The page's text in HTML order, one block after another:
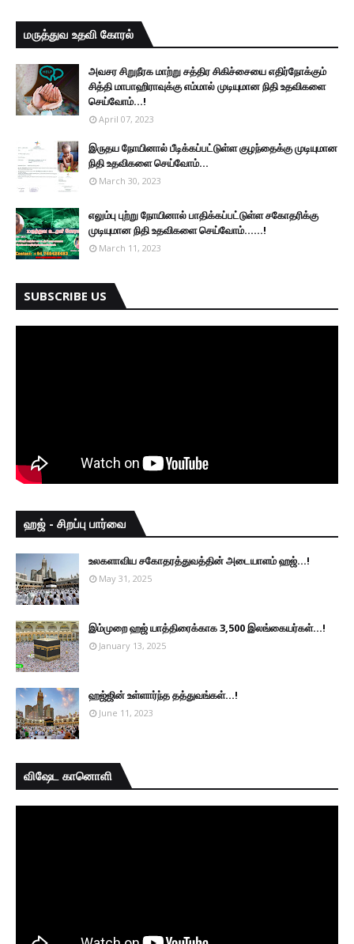
மருத்துவ உதவி கோரல்
அவசர சிறுநீரக மாற்று சத்திர சிகிச்சையை எதிர்நோக்கும்
சித்தி மாபாஹிராவுக்கு எம்மால் முடியுமான நிதி உதவிகளை
செய்வோம்...!
April 07, 2023
இருதய நோயினால் பீடிக்கப்பட்டுள்ள குழந்தைக்கு முடியுமான
நிதி உதவிகளை செய்வோம்...
March 30, 2023
எலும்பு புற்று நோயினால் பாதிக்கப்பட்டுள்ள சகோதரிக்கு
முடியுமான நிதி உதவிகளை செய்வோம்......!
March 11, 2023
SUBSCRIBE US
ஹஜ் - சிறப்பு பார்வை
உலகளாவிய சகோதரத்துவத்தின் அடையாளம் ஹஜ்...!
May 31, 2025
இம்முறை ஹஜ் யாத்திரைக்காக 3,500 இலங்கையர்கள்...!
January 13, 2025
ஹஜ்ஜின் உள்ளார்ந்த தத்துவங்கள்...!
June 11, 2023
விஷேட கானொளி